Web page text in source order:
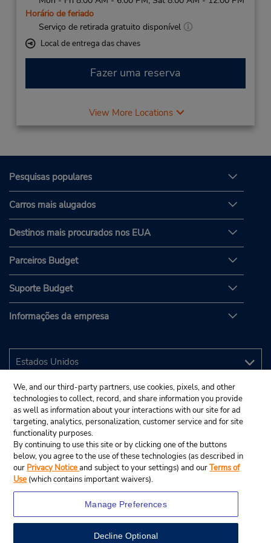
Horário de feriado
Serviço de retirada gratuito disponível
Local de entrega das chaves
Fazer uma reserva
View More Locations
Pesquisas populares
Carros mais alugados
Destinos mais procurados nos EUA
Parceiros Budget
Suporte Budget
Informações da empresa
We, and our third-party partners, use cookies, pixels, and other
technologies to collect, record, and share information you provide
as well as information about your interactions with our site for ad
targeting, analytics, personalization, customer service and for site
functionality purposes.
By continuing to use this site or by clicking one of the buttons
below, you agree to the use of these technologies (as described in
our Privacy Noticeand subject to your settings) and ourTerms of
Use (which contains important waivers).
Manage Preferences
Decline Optional